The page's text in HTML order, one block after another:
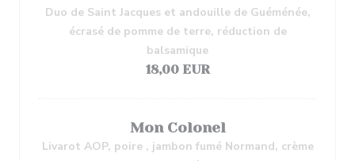
Duo de Saint Jacques et andouille de Guéménée,
écrasé de pomme de terre, réduction de
balsamique
18,00 EUR
Mon Colonel
Livarot AOP, poire , jambon fumé Normand, crème